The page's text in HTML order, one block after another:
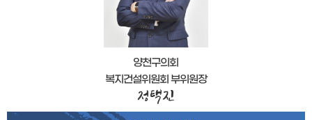
양천구의회
복지건설위원회 부위원장